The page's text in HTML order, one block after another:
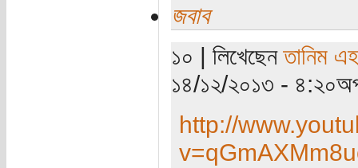
জবাব
১০ | লিখেছেনতানিম
১৪/১২/২০১৩ -
http://